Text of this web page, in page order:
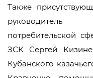
Также
руководитель
потребительской
ЗСК Сергей
Кубанского